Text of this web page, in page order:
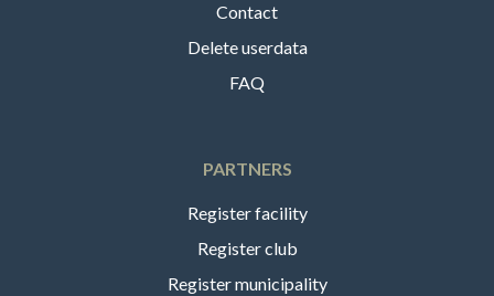
Contact
Delete userdata
FAQ
PARTNERS
Register facility
Register club
Register municipality